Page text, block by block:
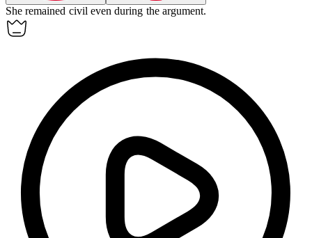
She remained civil even during the argument.